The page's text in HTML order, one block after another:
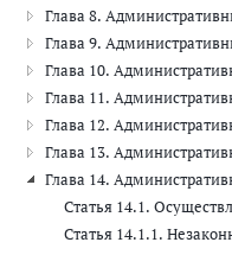
Глава 8.
Глава 9.
Глава 10.
Глава 11.
Глава 12.
Глава 13.
Глава 14.
Статья 14.1.
Статья 14.1.1.